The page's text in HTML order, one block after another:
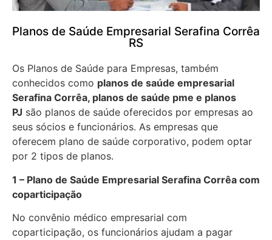
Planos de Saúde Empresarial Serafina Corrêa
RS
Os Planos de Saúde para Empresas, também
conhecidos como planos de saúde empresarial
Serafina Corrêa, planos de saúde pme e planos
PJ são planos de saúde oferecidos por empresas ao
seus sócios e funcionários. As empresas que
oferecem plano de saúde corporativo, podem optar
por 2 tipos de planos.
1 – Plano de Saúde Empresarial Serafina Corrêa com
coparticipação
No convênio médico empresarial com
coparticipação, os funcionários ajudam a pagar